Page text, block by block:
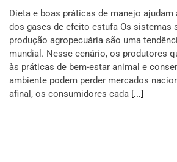
Dieta e boas práticas de manejo
dos gases de efeito estufa Os sistemas
produção agropecuária são uma
mundial. Nesse cenário, os produtores
às práticas de bem-estar animal e
ambiente podem perder mercados
afinal, os consumidores cada [...]